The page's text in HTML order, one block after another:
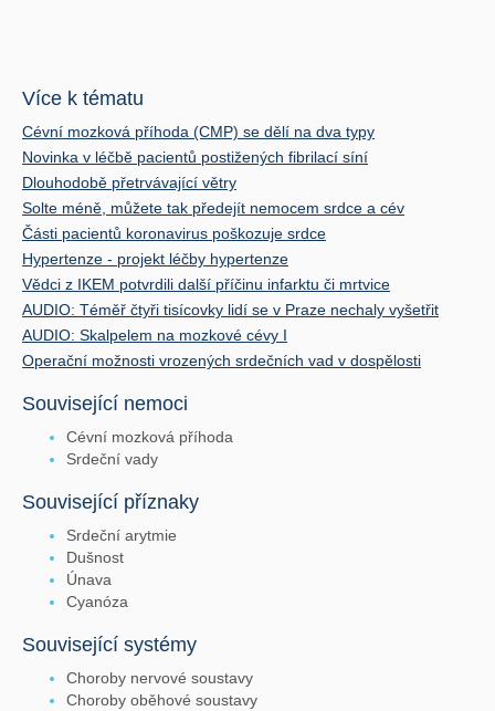
Více k tématu
Cévní mozková příhoda (CMP) se dělí na dva typy
Novinka v léčbě pacientů postižených fibrilací síní
Dlouhodobě přetrvávající větry
Solte méně, můžete tak předejít nemocem srdce a cév
Části pacientů koronavirus poškozuje srdce
Hypertenze - projekt léčby hypertenze
Vědci z IKEM potvrdili další příčinu infarktu či mrtvice
AUDIO: Téměř čtyři tisícovky lidí se v Praze nechaly vyšetřit
AUDIO: Skalpelem na mozkové cévy I
Operační možnosti vrozených srdečních vad v dospělosti
Související nemoci
Cévní mozková příhoda
Srdeční vady
Související příznaky
Srdeční arytmie
Dušnost
Únava
Cyanóza
Související systémy
Choroby nervové soustavy
Choroby oběhové soustavy